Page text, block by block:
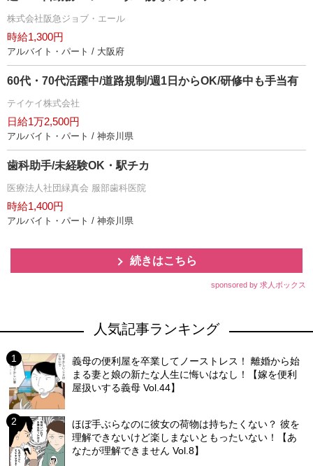
株式会社阪急ジョブ・エール
時給1,300円
アルバイト・パート / 大阪府
60代・70代活躍中/道路規制/週1日からOK/研修中も手当有
テイケイ株式会社
日給1万2,500円
アルバイト・パート / 神奈川県
歯科助手/未経験OK・駅チカ
医療法人社団緑真会 服部歯科医院
時給1,400円
アルバイト・パート / 神奈川県
続きはこちら
sponsored by 求人ボックス
人気記事ランキング
義母の便利屋を卒業してノーストレス！ 離婚から始
まる妻と娘の新たな人生に悔いはなし！【嫁を便利
屋扱いする義母 Vol.44】
ほぼ手ぶらなのに彼女の荷物は持ちたくない？ 彼を
理解できないけど楽しまないともったいない！【あ
なたが理解できません Vol.8】